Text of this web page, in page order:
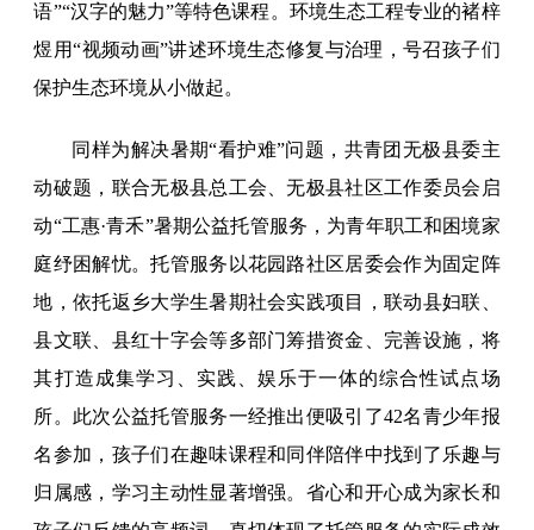
语”“汉字的魅力”等特色课程。环境生态工程专业的褚梓
煜用“视频动画”讲述环境生态修复与治理，号召孩子们
保护生态环境从小做起。
同样为解决暑期“看护难”问题，共青团无极县委主
动破题，联合无极县总工会、无极县社区工作委员会启
动“工惠·青禾”暑期公益托管服务，为青年职工和困境家
庭纾困解忧。托管服务以花园路社区居委会作为固定阵
地，依托返乡大学生暑期社会实践项目，联动县妇联、
县文联、县红十字会等多部门筹措资金、完善设施，将
其打造成集学习、实践、娱乐于一体的综合性试点场
所。此次公益托管服务一经推出便吸引了42名青少年报
名参加，孩子们在趣味课程和同伴陪伴中找到了乐趣与
归属感，学习主动性显著增强。省心和开心成为家长和